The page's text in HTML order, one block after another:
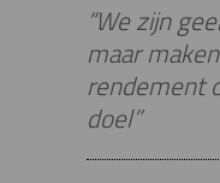
“We zijn
maar
rendement
doel”